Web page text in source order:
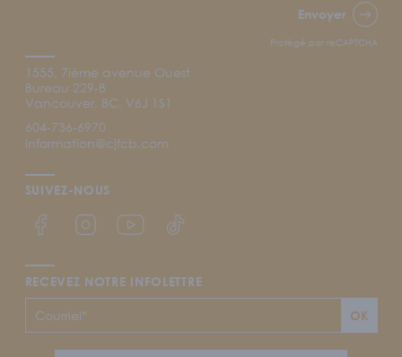
Envoyer
Protégé par reCAPTCHA
1555, 7ième avenue Ouest
Bureau 229-B
Vancouver, BC, V6J 1S1
604-736-6970
information@cjfcb.com
SUIVEZ-NOUS
Lien Facebook du CJFCB
Lien Instagram du CJFCB
Lien YouTube du CJFCB
Lien TikTok du CJFCB
RECEVEZ NOTRE INFOLETTRE
OK